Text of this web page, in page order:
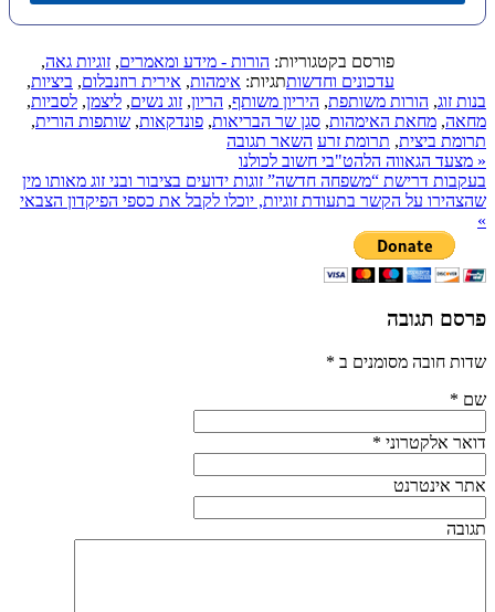
פורסם בקטגוריות: הורות - מידע ומאמרים, זוגיות גאה,
עדכונים וחדשותתגיות: אימהות, אירית רוזנבלום, ביציות,
בנות זוג, הורות משותפת, היריון משותף, הריון, זוג נשים, ליצמן, לסביות,
מחאה, מחאת האימהות, סגן שר הבריאות, פונדקאות, שותפות הורית,
תרומת ביצית, תרומת זרע השאר תגובה
« מצעד הגאווה הלהט"בי חשוב לכולנו
בעקבות דרישת “משפחה חדשה” זוגות ידועים בציבור ובני זוג מאותו מין
שהצהירו על הקשר בתעודת זוגיות, יוכלו לקבל את כספי הפיקדון הצבאי
»
פרסם תגובה
שדות חובה מסומנים ב *
שם *
דואר אלקטרוני *
אתר אינטרנט
תגובה